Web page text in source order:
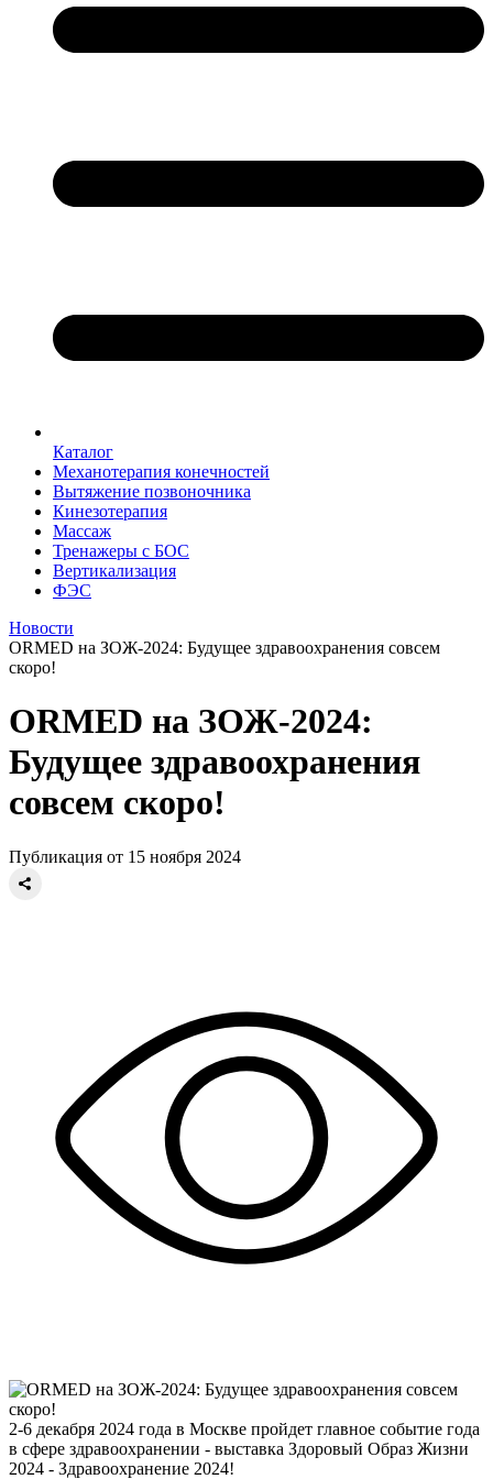
Каталог
Механотерапия конечностей
Вытяжение позвоночника
Кинезотерапия
Массаж
Тренажеры с БОС
Вертикализация
ФЭС
Новости
ORMED на ЗОЖ-2024: Будущее здравоохранения совсем
скоро!
ORMED на ЗОЖ-2024:
Будущее здравоохранения
совсем скоро!
Публикация от 15 ноября 2024
2-6 декабря 2024 года в Москве пройдет главное событие года
в сфере здравоохранении - выставка Здоровый Образ Жизни
2024 - Здравоохранение 2024!